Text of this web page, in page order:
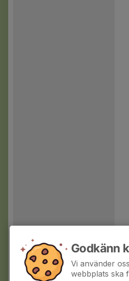
Godkänn
Vi använder
webbplats ska